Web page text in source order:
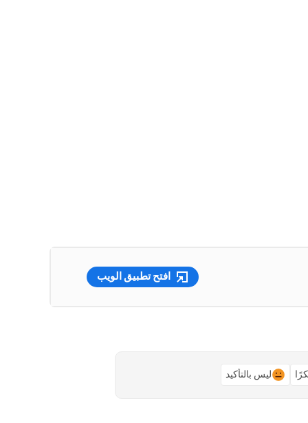
افتح تطبيق الويب
ليس بالتأكيد